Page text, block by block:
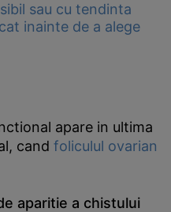
sau cu tendinta
inainte de a alege
apare in ultima
cand foliculul ovarian
aparitie a chistului